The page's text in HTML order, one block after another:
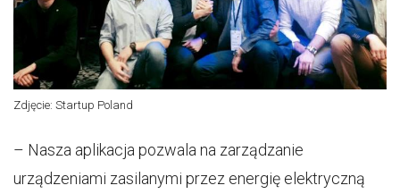
Zdjęcie: Startup Poland
– Nasza aplikacja pozwala na zarządzanie
urządzeniami zasilanymi przez energię elektryczną